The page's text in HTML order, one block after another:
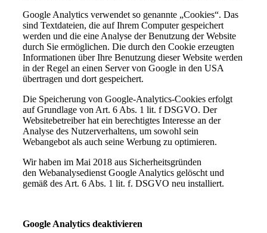
Google Analytics verwendet so genannte „Cookies“. Das
sind Textdateien, die auf Ihrem Computer gespeichert
werden und die eine Analyse der Benutzung der Website
durch Sie ermöglichen. Die durch den Cookie erzeugten
Informationen über Ihre Benutzung dieser Website werden
in der Regel an einen Server von Google in den USA
übertragen und dort gespeichert.
Die Speicherung von Google-Analytics-Cookies erfolgt
auf Grundlage von Art. 6 Abs. 1 lit. f DSGVO. Der
Websitebetreiber hat ein berechtigtes Interesse an der
Analyse des Nutzerverhaltens, um sowohl sein
Webangebot als auch seine Werbung zu optimieren.
Wir haben im Mai 2018 aus Sicherheitsgründen
den Webanalysedienst Google Analytics gelöscht und
gemäß des Art. 6 Abs. 1 lit. f. DSGVO neu installiert.
Google Analytics deaktivieren